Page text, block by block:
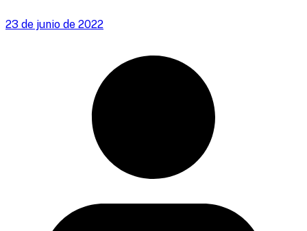
23 de junio de 2022